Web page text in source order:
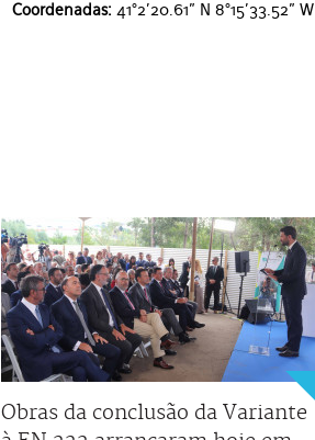
Coordenadas: 41°2'20.61" N 8°15'33.52" W
Obras da conclusão da Variante